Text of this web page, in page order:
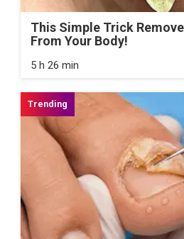
This Simple Trick
From Your Body!
5 h 26 min